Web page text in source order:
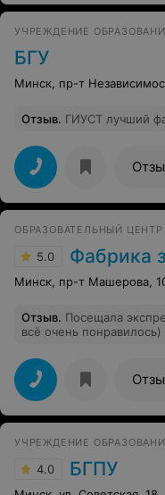
УЧРЕЖДЕНИЕ
БГУ
Минск, пр-т
Отзыв. ГИУСТ лучший
ОБРАЗОВАТЕЛЬНЫЙ ЦЕНТР
5.0 Фабрика
Минск, пр-т Машерова,
Отзыв. Посещала
всё очень
спасибо за подготовку,
УЧРЕЖДЕНИЕ
4.0 БГПУ